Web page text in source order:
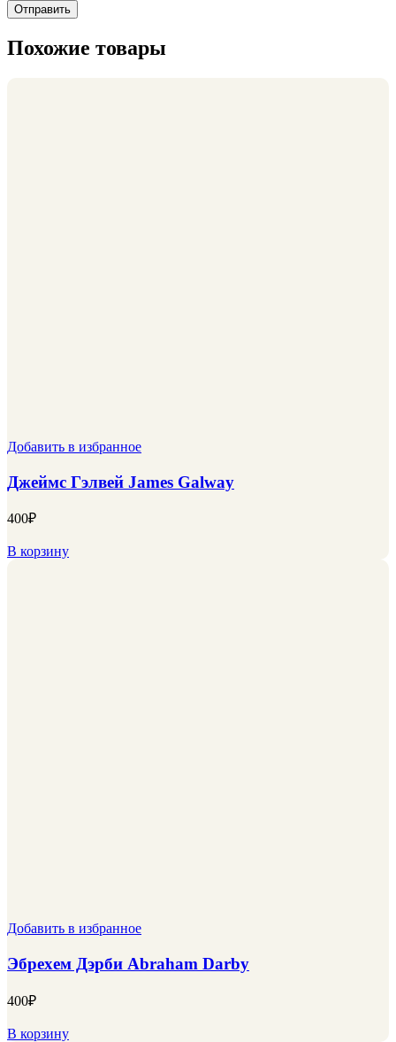
Похожие товары
Добавить в избранное
Джеймс Гэлвей James Galway
400₽
В корзину
Добавить в избранное
Эбрехем Дэрби Abraham Darby
400₽
В корзину